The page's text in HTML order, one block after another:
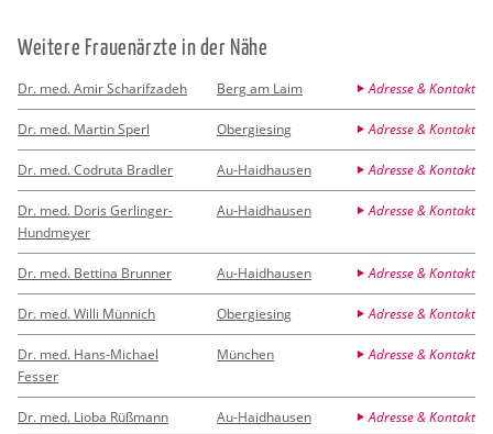
Wei­te­re Frau­en­ärz­te in der Nähe
Dr. med. Amir Scharifzadeh Berg am Laim Adresse & Kontakt
Dr. med. Martin Sperl Obergiesing Adresse & Kontakt
Dr. med. Codruta Bradler Au-Haidhausen Adresse & Kontakt
Dr. med. Doris Gerlinger-
Hundmeyer
Au-Haidhausen Adresse & Kontakt
Dr. med. Bettina Brunner Au-Haidhausen Adresse & Kontakt
Dr. med. Willi Münnich Obergiesing Adresse & Kontakt
Dr. med. Hans-Michael
Fesser
München Adresse & Kontakt
Dr. med. Lioba Rüßmann Au-Haidhausen Adresse & Kontakt